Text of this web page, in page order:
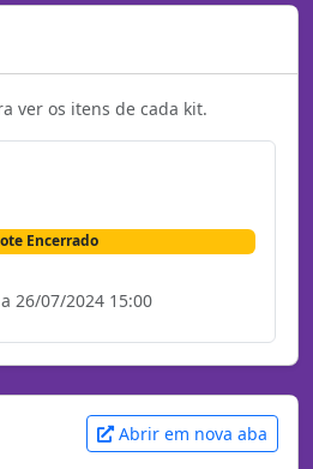
ver os itens de cada kit.
Encerrado
26/07/2024 15:00
Abrir em nova aba